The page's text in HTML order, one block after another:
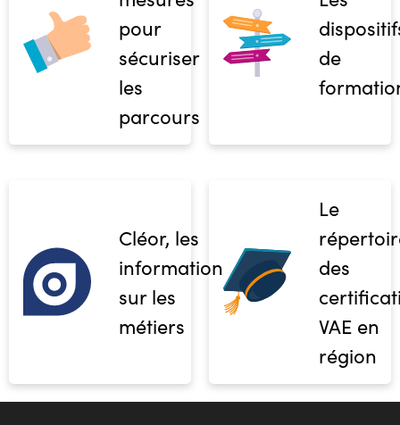
pour
sécuriser
les
parcours
de
Cléor, les
informations
sur les
métiers
Le
des
VAE en
région